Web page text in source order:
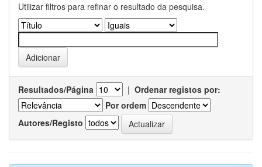
Utilizar filtros para refinar o resultado da pesquisa.
Resultados/Página | Ordenar registos por:
Por ordem
Autores/Registo